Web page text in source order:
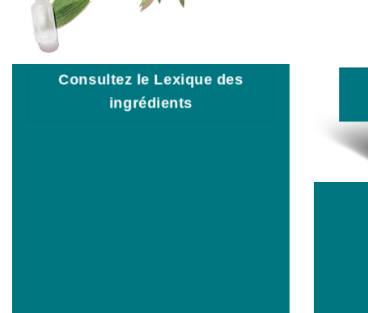
Consultez le Lexique des
ingrédients